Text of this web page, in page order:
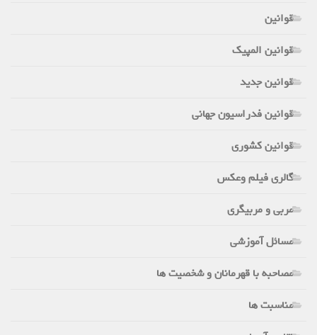
قوانین
قوانین المپیک
قوانین جدید
قوانین فدراسیون جهانی
قوانین کشوری
گالری فیلم وعکس
مربی و مربیگری
مسائل آموزشی
مصاحبه با قهرمانان و شخصیت ها
مناسبت ها